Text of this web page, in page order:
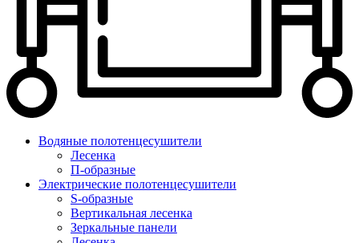
Водяные полотенцесушители
Лесенка
П-образные
Электрические полотенцесушители
S-образные
Вертикальная лесенка
Зеркальные панели